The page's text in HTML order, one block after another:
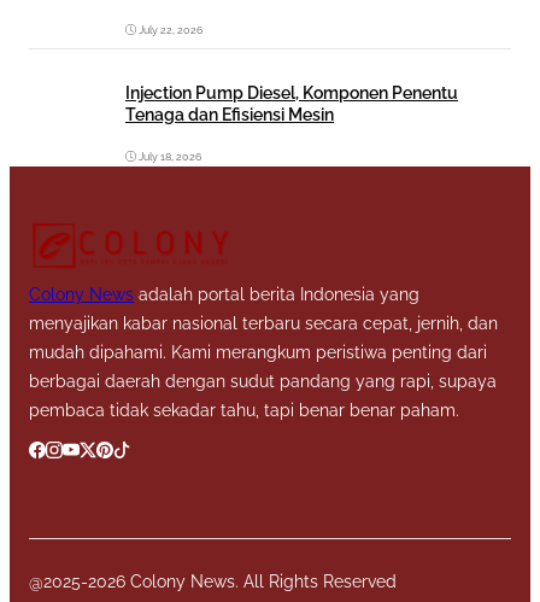
July 22, 2026
Injection Pump Diesel, Komponen Penentu
Tenaga dan Efisiensi Mesin
July 18, 2026
Colony News adalah portal berita Indonesia yang
menyajikan kabar nasional terbaru secara cepat, jernih, dan
mudah dipahami. Kami merangkum peristiwa penting dari
berbagai daerah dengan sudut pandang yang rapi, supaya
pembaca tidak sekadar tahu, tapi benar benar paham.
@2025-2026 Colony News. All Rights Reserved